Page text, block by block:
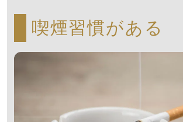
喫煙習慣がある